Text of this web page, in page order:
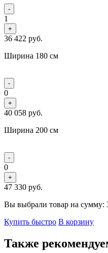
-
1
+
36 422 руб.
Ширина 180 см
-
0
+
40 058 руб.
Ширина 200 см
-
0
+
47 330 руб.
Вы выбрали товар на сумму:
Купить быстро В корзину
Также